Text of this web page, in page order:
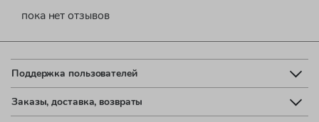
пока нет отзывов
Поддержка пользователей
Заказы, доставка, возвраты